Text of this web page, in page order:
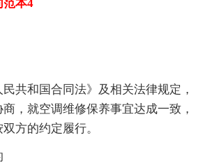
范本4
共和国合同法》及相关法律规定，
，就空调维修保养事宜达成一致，
方的约定履行。